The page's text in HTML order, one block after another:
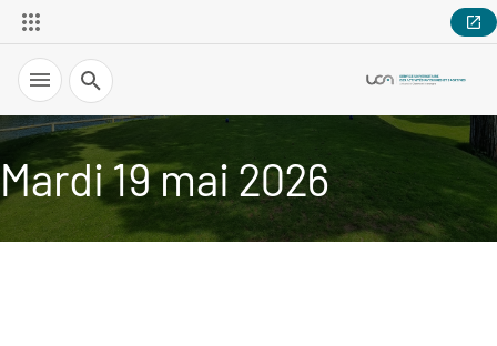
Recherche
Mardi 19 mai 2026